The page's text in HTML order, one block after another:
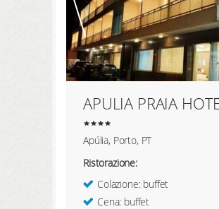
APULIA PRAIA
Apúlia, Porto, PT
Ristorazione:
Colazione: buffet
Cena: buffet